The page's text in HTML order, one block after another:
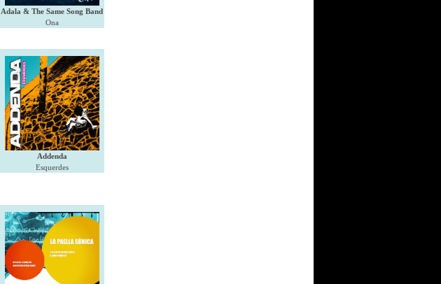
Adala & The Same Song Band
Ona
Addenda
Esquerdes